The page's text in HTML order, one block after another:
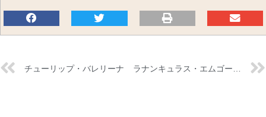
チューリップ・バレリーナ